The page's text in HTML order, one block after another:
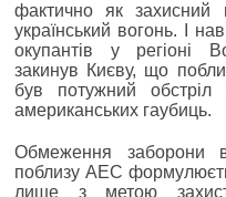
фактично як
український вогонь. І
окупантів у регіоні
закинув Києву, що
був потужний обстріл
американських гаубиць.
Обмеження заборони
поблизу АЕС
лише з метою